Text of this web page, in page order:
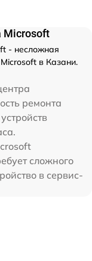
Microsoft
- несложная
в Казани.
ремонта
сложного
в сервис-